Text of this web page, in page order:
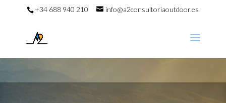
+34 688 940 210 info@a2consultoriaoutdoor.es